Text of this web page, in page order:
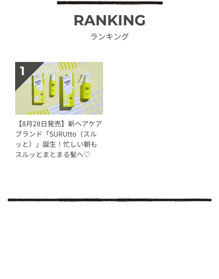
RANKING
ランキング
【8月28日発売】新ヘアケア
ブランド「SURUtto（スル
ッと）」誕生！忙しい朝も
スルッとまとまる髪へ♡